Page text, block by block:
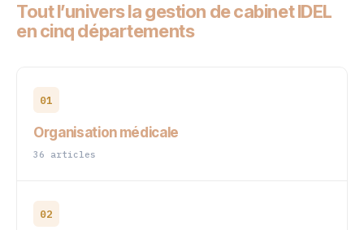
Tout l’univers la gestion de cabinet IDEL
en cinq départements
01
Organisation médicale
36 articles
02